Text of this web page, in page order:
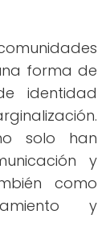
forma de
identidad
solo han
y
como
y